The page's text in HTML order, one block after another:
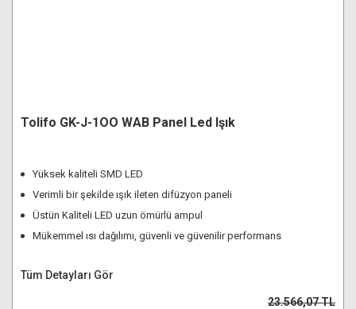
Tolifo GK-J-1OO WAB Panel Led Işık
Yüksek kaliteli SMD LED
Verimli bir şekilde ışık ileten difüzyon paneli
Üstün Kaliteli LED uzun ömürlü ampul
Mükemmel ısı dağılımı, güvenli ve güvenilir performans
Tüm Detayları Gör
23.566,07 TL